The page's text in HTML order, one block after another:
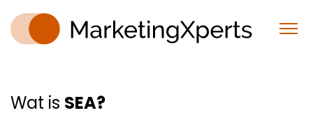
Wat is SEA?